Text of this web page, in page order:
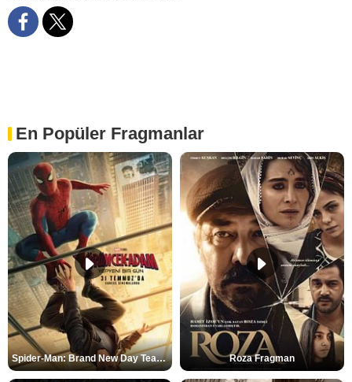
En Popüler Fragmanlar
Spider-Man: Brand New Day Teaser Roza Fragman